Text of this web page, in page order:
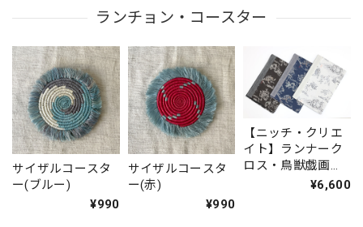
ランチョン・コースター
サイザルコースタ
ー(ブルー)
¥990
サイザルコースタ
ー(赤)
¥990
【ニッチ・クリエ
イト】ランナーク
ロス・鳥獣戯画
（黒）IKI1538¥6,600